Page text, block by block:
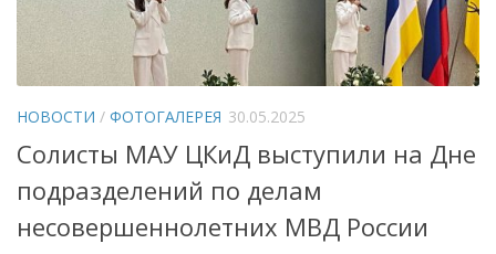
Фотогалерея
Творческие коллективы и артисты
Забайкальский народный хор «Семейские янтари»
Группа «Лаккитон»
Валико Гаспарян
НОВОСТИ / ФОТОГАЛЕРЕЯ 30.05.2025
Солисты МАУ ЦКиД выступили на Дне
подразделений по делам
несовершеннолетних МВД России